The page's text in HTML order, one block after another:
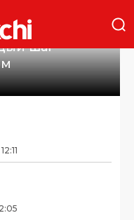
шаг
12:11
:05